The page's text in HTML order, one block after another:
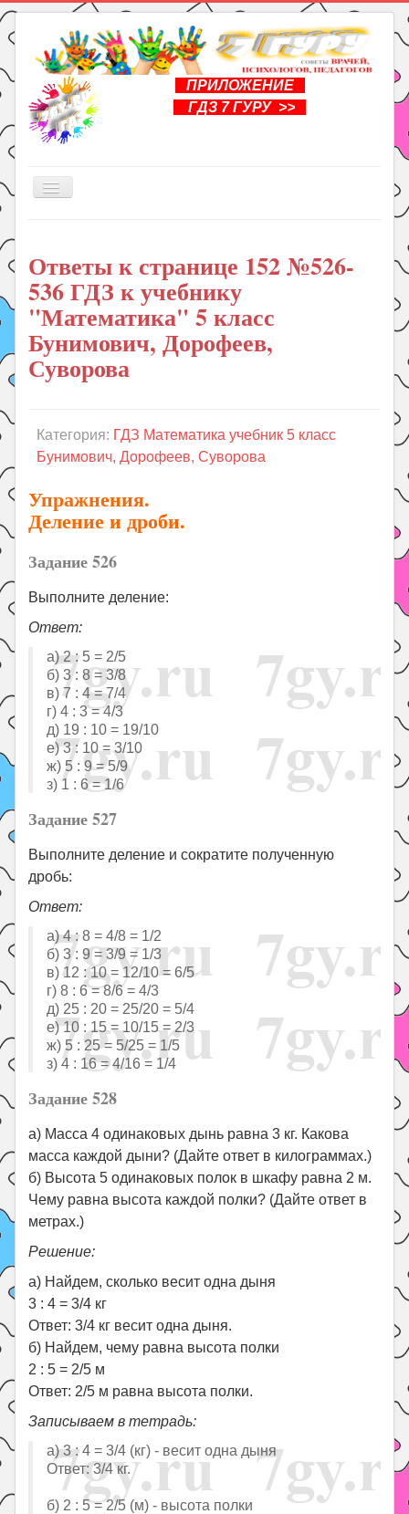
ПРИЛОЖЕНИЕ
ГДЗ 7 ГУРУ >>
Включить/
Книги
Рукоделие
Подготовка к школе
Уроки
ГДЗ
Психология
Поиск
Ответы к странице 152 №526-
536 ГДЗ к учебнику
"Математика" 5 класс
Бунимович, Дорофеев,
Суворова
Категория: ГДЗ Математика учебник 5 класс
Бунимович, Дорофеев, Суворова
Упражнения.
Деление и дроби.
Задание 526
Выполните деление:
Ответ:
а) 2 : 5 = 2/5
б) 3 : 8 = 3/8
в) 7 : 4 = 7/4
г) 4 : 3 = 4/3
д) 19 : 10 = 19/10
е) 3 : 10 = 3/10
ж) 5 : 9 = 5/9
з) 1 : 6 = 1/6
Задание 527
Выполните деление и сократите полученную
дробь:
Ответ:
а) 4 : 8 = 4/8 = 1/2
б) 3 : 9 = 3/9 = 1/3
в) 12 : 10 = 12/10 = 6/5
г) 8 : 6 = 8/6 = 4/3
д) 25 : 20 = 25/20 = 5/4
е) 10 : 15 = 10/15 = 2/3
ж) 5 : 25 = 5/25 = 1/5
з) 4 : 16 = 4/16 = 1/4
Задание 528
а) Масса 4 одинаковых дынь равна 3 кг. Какова
масса каждой дыни? (Дайте ответ в килограммах.)
б) Высота 5 одинаковых полок в шкафу равна 2 м.
Чему равна высота каждой полки? (Дайте ответ в
метрах.)
Решение:
а) Найдем, сколько весит одна дыня
3 : 4 = 3/4 кг
Ответ: 3/4 кг весит одна дыня.
б) Найдем, чему равна высота полки
2 : 5 = 2/5 м
Ответ: 2/5 м равна высота полки.
Записываем в тетрадь:
а) 3 : 4 = 3/4 (кг) - весит одна дыня
Ответ: 3/4 кг.
б) 2 : 5 = 2/5 (м) - высота полки